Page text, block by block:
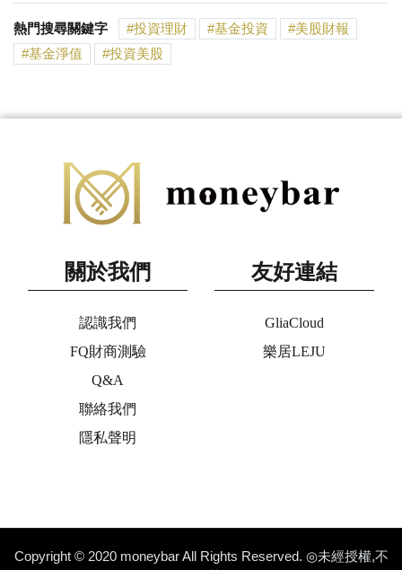
熱門搜尋關鍵字 投資理財 基金投資
美股財報
基金淨值
投資美股
關於我們
認識我們
FQ財商測驗
Q&A
聯絡我們
隱私聲明
友好連結
GliaCloud
樂居LEJU
Copyright © 2020 moneybar All Rights Reserved. ◎未經授權,不